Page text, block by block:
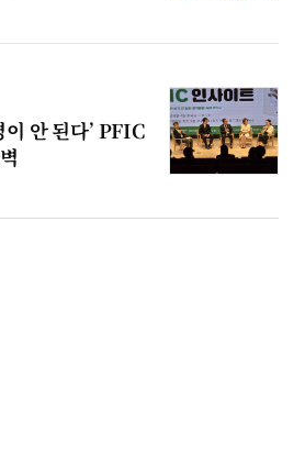
안 된다’ PFIC